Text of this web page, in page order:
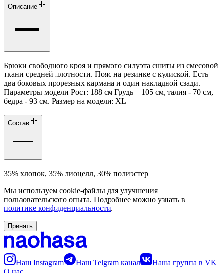
Описание
Брюки свободного кроя и прямого силуэта сшиты из смесовой
ткани средней плотности. Пояс на резинке с кулиской. Есть
два боковых прорезных кармана и один накладной сзади.
Параметры модели Рост: 188 см Грудь – 105 см, талия - 70 см,
бедра - 93 см. Размер на модели: ХL
Состав
35% хлопок, 35% лиоцелл, 30% полиэстер
Мы используем cookie-файлы для улучшения
пользовательского опыта. Подробнее можно узнать в
политике конфиденциальности.
Принять
Наш Instagram Наш Telgram канал
Наша группа в VK
О нас